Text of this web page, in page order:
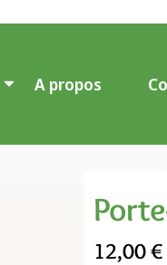
A propos
12,00€